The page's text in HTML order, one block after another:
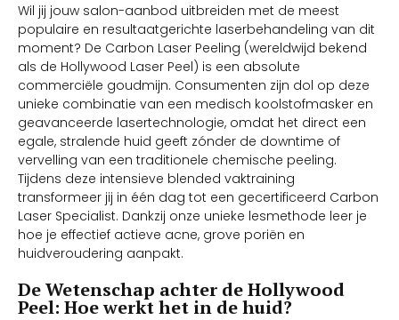
Wil jij jouw salon-aanbod uitbreiden met de meest
populaire en resultaatgerichte laserbehandeling van dit
moment? De Carbon Laser Peeling (wereldwijd bekend
als de Hollywood Laser Peel) is een absolute
commerciële goudmijn. Consumenten zijn dol op deze
unieke combinatie van een medisch koolstofmasker en
geavanceerde lasertechnologie, omdat het direct een
egale, stralende huid geeft zónder de downtime of
vervelling van een traditionele chemische peeling.
Tijdens deze intensieve blended vaktraining
transformeer jij in één dag tot een gecertificeerd Carbon
Laser Specialist. Dankzij onze unieke lesmethode leer je
hoe je effectief actieve acne, grove poriën en
huidveroudering aanpakt.
De Wetenschap achter de Hollywood
Peel: Hoe werkt het in de huid?